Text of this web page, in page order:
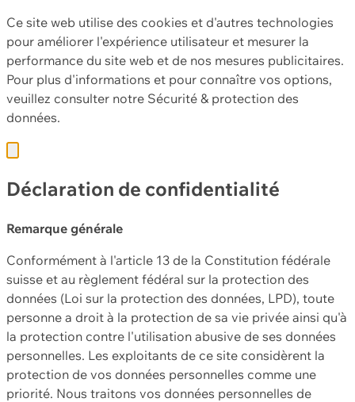
Ce site web utilise des cookies et d'autres technologies
pour améliorer l'expérience utilisateur et mesurer la
performance du site web et de nos mesures publicitaires.
Pour plus d'informations et pour connaître vos options,
veuillez consulter notre Sécurité & protection des
données.
Déclaration de confidentialité
Remarque générale
Conformément à l'article 13 de la Constitution fédérale
suisse et au règlement fédéral sur la protection des
données (Loi sur la protection des données, LPD), toute
personne a droit à la protection de sa vie privée ainsi qu'à
la protection contre l'utilisation abusive de ses données
personnelles. Les exploitants de ce site considèrent la
protection de vos données personnelles comme une
priorité. Nous traitons vos données personnelles de